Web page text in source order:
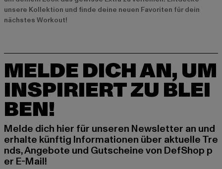
unsere Kollektion und finde deine neuen Favoriten für dein
nächstes Workout!
MELDE DICH AN, UM
INSPIRIERT ZU BLEI
BEN!
Melde dich hier für unseren Newsletter an und
erhalte künftig Informationen über aktuelle Tre
nds, Angebote und Gutscheine von DefShop p
er E-Mail!